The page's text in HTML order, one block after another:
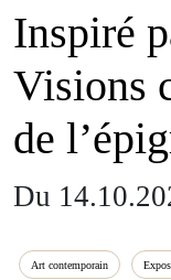
Inspiré
Visions
de
Du
Art contemporain